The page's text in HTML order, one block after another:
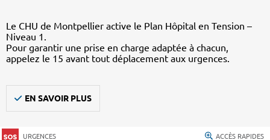
Le CHU de Montpellier active le Plan Hôpital en Tension –
Niveau 1.
Pour garantir une prise en charge adaptée à chacun,
appelez le 15 avant tout déplacement aux urgences.
EN SAVOIR PLUS
URGENCES ACCÈS RAPIDES